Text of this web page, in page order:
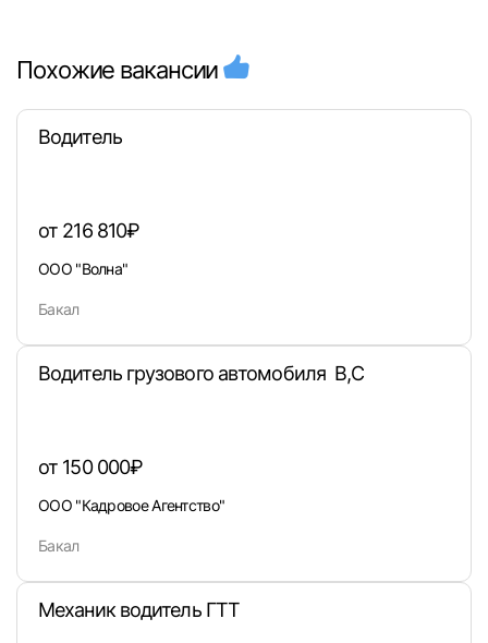
Похожие вакансии
Водитель
от 216 810₽
ООО "Волна"
Бакал
Водитель грузового автомобиля В,С
от 150 000₽
ООО "Кадровое Агентство"
Бакал
Механик водитель ГТТ